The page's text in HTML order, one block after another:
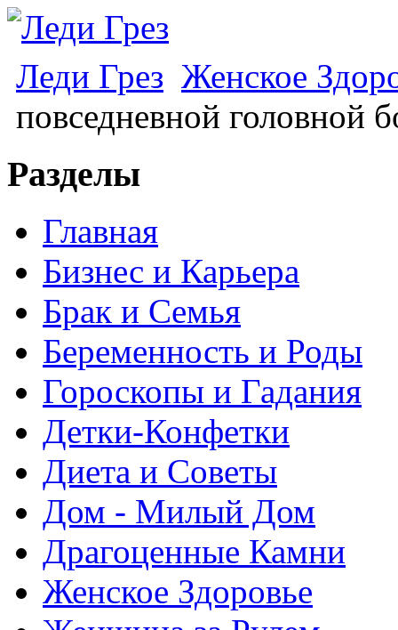
Леди Грез Женское
повседневной головной
Разделы
Главная
Бизнес и Карьера
Брак и Семья
Беременность и Роды
Гороскопы и Гадания
Детки-Конфетки
Диета и Советы
Дом - Милый Дом
Драгоценные Камни
Женское Здоровье